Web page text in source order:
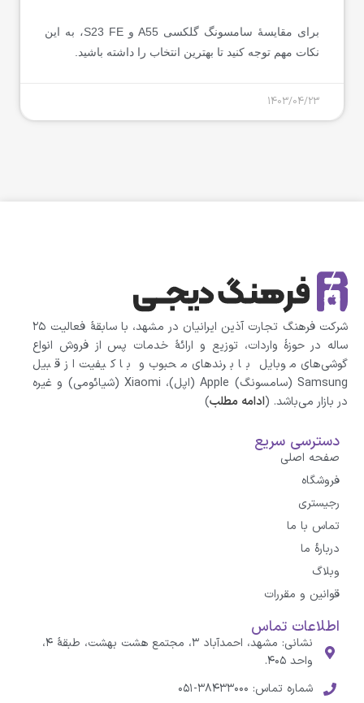
برای مقایسۀ سامسونگ گلکسی A55 و S23 FE، به این
نکات مهم توجه کنید تا بهترین انتخاب را داشته باشید.
1403/04/23
شرکت فرهنگ تجارت آذین ایرانیان در مشهد، با سابقهٔ فعالیت ۲۵
ساله در حوزهٔ واردات، توزیع و ارائهٔ خدمات پس از فروش انواع
گوشی‌های موبایل با برندهای محبوب و با کیفیت از قبیل
Samsung (سامسونگ) Apple (اپل)، Xiaomi (شیائومی)‌ و غیره
در بازار می‌باشد. (ادامه مطلب)
دسترسی سریع
صفحه اصلی
فروشگاه
رجیستری
تماس با ما
درباره‌ٔ ما
وبلاگ
قوانین و مقررات
اطلاعات تماس
نشانی: مشهد، احمدآباد ۳، مجتمع هشت بهشت، طبقهٔ ۴،
واحد ۴۰۵.
شماره تماس: ۳۸۴۳۳۰۰۰-۰۵۱